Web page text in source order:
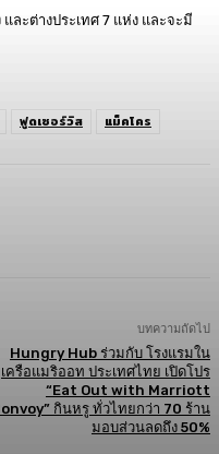
ละต่างประเทศ 7 แห่ง และจะมี
ฟูดเซอร์วิส แม็คโคร
บทความถัดไป
Hungry Hub ร่วมกับ โรงแรมใน
เครือแมริออท ประเทศไทย เปิดโปร
“Eat Out with Marriott
กินหรู ทั่วไทยกว่า 70 ร้าน
มอบส่วนลดถึง 50%